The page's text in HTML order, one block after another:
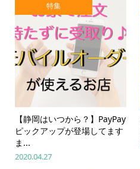
特集
【静岡はいつから？】PayPay
ピックアップが登場してます
ま...
2020.04.27